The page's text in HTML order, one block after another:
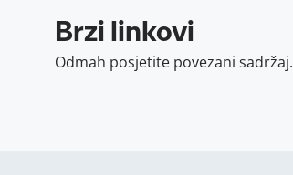
Brzi linkovi
Odmah posjetite povezani sadržaj.